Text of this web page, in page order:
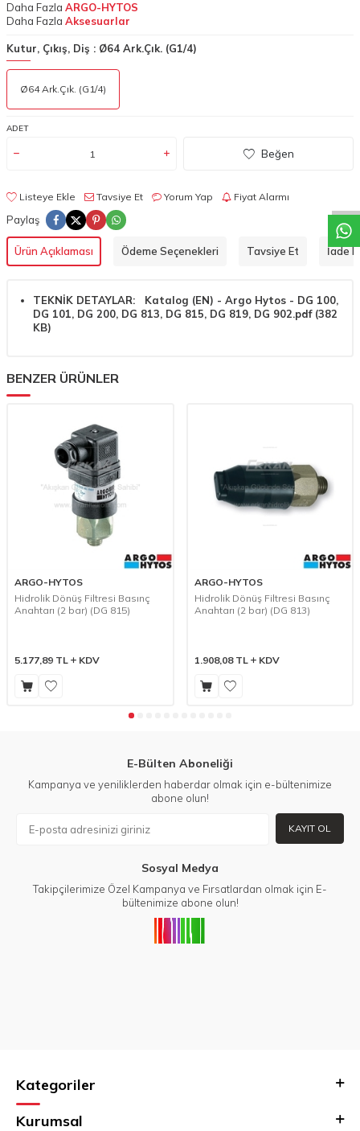
Daha Fazla ARGO-HYTOS
Daha Fazla Aksesuarlar
Kutur, Çıkış, Diş : Ø64 Ark.Çık. (G1/4)
Ø64 Ark.Çık. (G1/4)
ADET
Beğen
Listeye Ekle Tavsiye Et Yorum Yap Fiyat Alarmı
Paylaş
Ürün Açıklaması Ödeme Seçenekleri Tavsiye Et İade
TEKNİK DETAYLAR: Katalog (EN) - Argo Hytos - DG 100,
DG 101, DG 200, DG 813, DG 815, DG 819, DG 902.pdf (382
KB)
BENZER ÜRÜNLER
ARGO-HYTOS
Hidrolik Dönüş Filtresi Basınç
Anahtarı (2 bar) (DG 815)
5.177,89 TL KDV
ARGO-HYTOS
Hidrolik Dönüş Filtresi Basınç
Anahtarı (2 bar) (DG 813)
1.908,08TL KDV
E-Bülten Aboneliği
Kampanya ve yeniliklerden haberdar olmak için e-bültenimize
abone olun!
KAYIT OL
Sosyal Medya
Takipçilerimize Özel Kampanya ve Fırsatlardan olmak için E-
bültenimize abone olun!
Kategoriler
Kurumsal